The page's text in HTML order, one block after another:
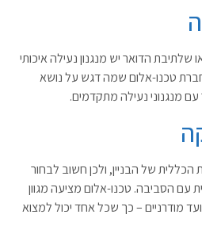
שלתיבת הדואר יש מנגנון נעילה איכותי
טכנו-אלום שמה דגש על נושא
מנגנוני נעילה מתקדמים.
של הבניין, ולכן חשוב לבחור
עם הסביבה. טכנו-אלום מציעה מגוון
מודרניים – כך שכל אחד יכול למצוא